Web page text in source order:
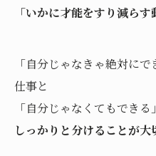
「いかに才能をすり減らす
「自分じゃなきゃ絶対に
仕事と
「自分じゃなくてもでき
しっかりと分けることが大